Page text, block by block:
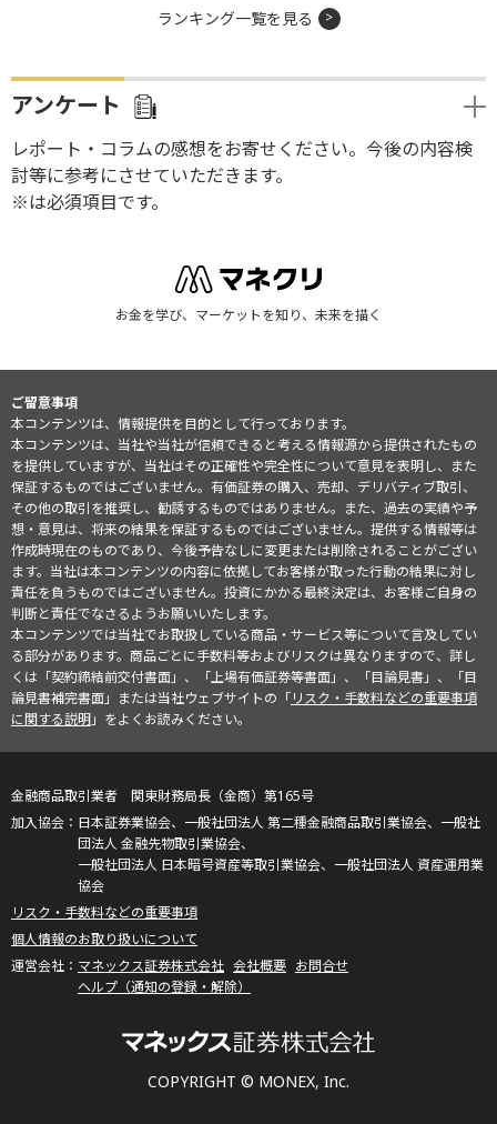
ランキング一覧を見る
アンケート
レポート・コラムの感想をお寄せください。今後の内容検
討等に参考にさせていただきます。
※は必須項目です。
お金を学び、マーケットを知り、未来を描く
ご留意事項
本コンテンツは、情報提供を目的として行っております。
本コンテンツは、当社や当社が信頼できると考える情報源から提供されたもの
を提供していますが、当社はその正確性や完全性について意見を表明し、また
保証するものではございません。有価証券の購入、売却、デリバティブ取引、
その他の取引を推奨し、勧誘するものではありません。また、過去の実績や予
想・意見は、将来の結果を保証するものではございません。提供する情報等は
作成時現在のものであり、今後予告なしに変更または削除されることがござい
ます。当社は本コンテンツの内容に依拠してお客様が取った行動の結果に対し
責任を負うものではございません。投資にかかる最終決定は、お客様ご自身の
判断と責任でなさるようお願いいたします。
本コンテンツでは当社でお取扱している商品・サービス等について言及してい
る部分があります。商品ごとに手数料等およびリスクは異なりますので、詳し
くは「契約締結前交付書面」、「上場有価証券等書面」、「目論見書」、「目
論見書補完書面」または当社ウェブサイトの「リスク・手数料などの重要事項
に関する説明」をよくお読みください。
COPYRIGHT © MONEX, Inc.
金融商品取引業者 関東財務局長（金商）第165号
日本証券業協会、一般社団法人 第二種金融商品取引業協会、一般社
団法人 金融先物取引業協会、
一般社団法人 日本暗号資産等取引業協会、一般社団法人 資産運用業
協会
リスク・手数料などの重要事項
個人情報のお取り扱いについて
マネックス証券株式会社 会社概要 お問合せ
ヘルプ（通知の登録・解除）